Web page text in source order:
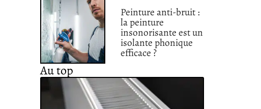
Peinture anti-bruit :
la peinture
insonorisante est un
isolante phonique
efficace ?
Au top